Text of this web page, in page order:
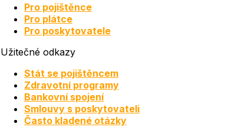
Pro pojištěnce
Pro plátce
Pro poskytovatele
Užitečné odkazy
Stát se pojištěncem
Zdravotní programy
Bankovní spojení
Smlouvy s poskytovateli
Často kladené otázky